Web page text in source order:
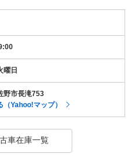
曜日
野市長滝753
（Yahoo!マップ）
車在庫一覧